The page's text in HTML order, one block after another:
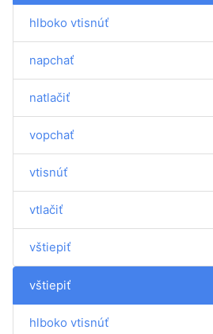
hlboko vtisnúť
napchať
natlačiť
vopchať
vtisnúť
vtlačiť
vštiepiť
vštiepiť
hlboko vtisnúť